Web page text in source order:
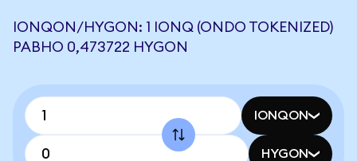
IONQON/HYGON: 1 IONQ (ONDO TOKENIZED)
РАВНО 0,473722 HYGON
IONQON
HYGON